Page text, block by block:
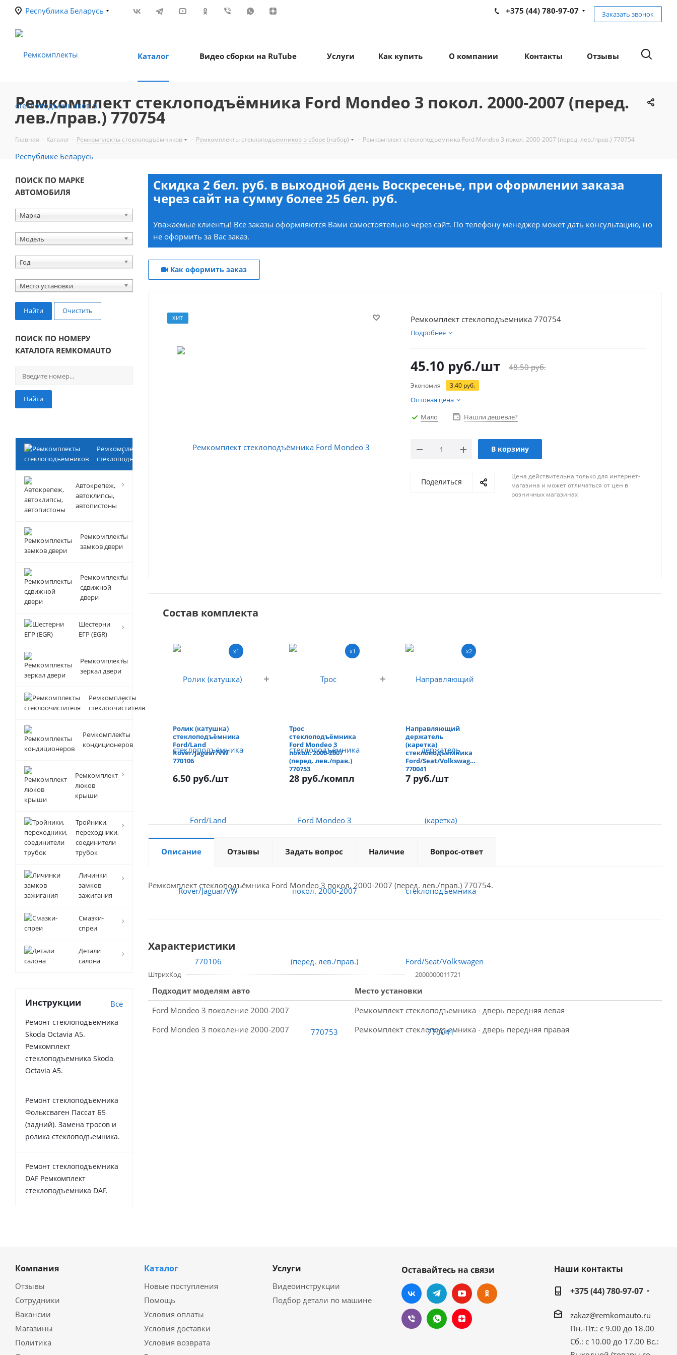
Республика Беларусь +375 (44) 780-97-07 Заказать звонок
Каталог Видео сборки на RuTube Услуги Как купить О компании Контакты Отзывы
Ремкомплект стеклоподъёмника Ford Mondeo 3 покол. 2000-2007 (перед.
лев./прав.) 770754
Главная - Каталог - Ремкомплекты стеклоподъёмников - Ремкомплекты стеклоподъемников в сборе (набор) - Ремкомплект стеклоподъёмника Ford Mondeo 3 покол. 2000-2007 (перед. лев./прав.) 770754
ПОИСК ПО МАРКЕ
АВТОМОБИЛЯ
Марка
Модель
Год
Место установки
Найти Очистить
ПОИСК ПО НОМЕРУ
КАТАЛОГА REMKOMAUTO
Найти
Ремкомплекты
стеклоподъёмников
Автокрепеж,
автоклипсы,
автопистоны
Ремкомплекты
замков двери
Ремкомплекты
сдвижной
двери
Шестерни
ЕГР (EGR)
Ремкомплекты
зеркал двери
Ремкомплекты
стеклоочистителя
Ремкомплекты
кондиционеров
Ремкомплект
люков
крыши
Тройники,
переходники,
соединители
трубок
Личинки
замков
зажигания
Смазки-
спреи
Детали
салона
Инструкции Все
Ремонт стеклоподъемника
Skoda Octavia A5.
Ремкомплект
стеклоподъемника Skoda
Octavia A5.
Ремонт стеклоподъемника
Фольксваген Пассат Б5
(задний). Замена тросов и
ролика стеклоподъемника.
Ремонт стеклоподъемника
DAF Ремкомплект
стеклоподъемника DAF.
Скидка 2 бел. руб. в выходной день Воскресенье, при оформлении заказа
через сайт на сумму более 25 бел. руб.
Уважаемые клиенты! Все заказы оформляются Вами самостоятельно через сайт. По телефону менеджер может дать консультацию, но
не оформить за Вас заказ.
Как оформить заказ
ХИТ Ремкомплект стеклоподъемника 770754
Подробнее
45.10 руб./шт 48.50руб.
Экономия 3.40 руб.
Оптовая цена
Мало
Нашли дешевле?
В корзину
Поделиться
Цена действительна только для интернет-
магазина и может отличаться от цен в
розничных магазинах
Состав комплекта
x1
Ролик (катушка)
стеклоподъёмника
Ford/Land
Rover/Jaguar/VW
770106
6.50 руб./шт
x1
Трос
стеклоподъёмника
Ford Mondeo 3
покол. 2000-2007
(перед. лев./прав.)
770753
28 руб./компл
x2
Направляющий
держатель
(каретка)
стеклоподъёмника
Ford/Seat/Volkswagen
770041
7 руб./шт
Описание Отзывы Задать вопрос Наличие Вопрос-ответ
Ремкомплект стеклоподъёмника Ford Mondeo 3 покол. 2000-2007 (перед. лев./прав.) 770754.
Характеристики
ШтрихКод 2000000011721
Подходит моделям авто
Место установки
Ford Mondeo 3 поколение 2000-2007
Ремкомплект стеклоподъемника - дверь передняя левая
Ford Mondeo 3 поколение 2000-2007
Ремкомплект стеклоподъемника - дверь передняя правая
Компания
Отзывы
Сотрудники
Вакансии
Магазины
Политика
Каталог
Новые поступления
Помощь
Условия оплаты
Условия доставки
Условия возврата
Услуги
Видеоинструкции
Подбор детали по машине
Оставайтесь на связи
Наши контакты
+375 (44) 780-97-07
zakaz@remkomauto.ru
Пн.-Пт.: с 9.00 до 18.00
Сб.: с 10.00 до 17.00 Вс.: